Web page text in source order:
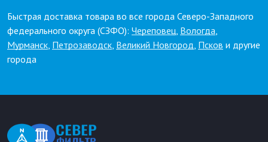
Быстрая доставка товара во все города Северо-Западного
федерального округа (СЗФО): Череповец, Вологда,
Мурманск, Петрозаводск, Великий Новгород, Псков и другие
города